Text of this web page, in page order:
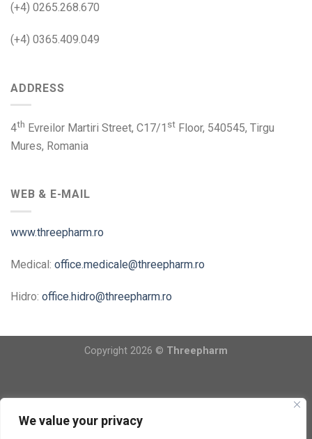
We value your privacy
(+4) 0265.268.670
(+4) 0365.409.049
ADDRESS
4th Evreilor Martiri Street, C17/1 st Floor, 540545, Tirgu
Mures, Romania
WEB & E-MAIL
www.threepharm.ro
Medical: office.medicale@threepharm.ro
Hidro: office.hidro@threepharm.ro
Copyright 2026 © Threepharm